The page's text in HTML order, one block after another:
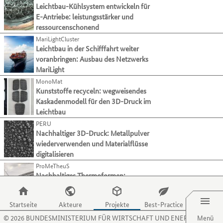
Verfahren
und
Aktivitäten
präsentieren.
gelangen.
Nutzen
Sie
die
Zugriffstaste
O,
um
zum
Menüpunkt
für
Organisationen
zu
gelangen.
Nutzen
Sie
die
Zugriffstaste
zum
Menüpunkt
für
der
Tabulatortaste
können
Sie
zur
jeweils
nächsten
Kategorie
bzw.
Kriterium
wechseln.
Modellierung & Simulation
Verwertungstechnologien
Alle auswählen
Downcycling(11)
Materialtrennung
Recycling(90)
Upcycling(9)
Sonstige(9)
Hauptkategorie
Fertigungsverfahren
Hauptkategorie
Material
Hauptkategorie
Branche
Mit
der
Tabulatortaste
können
zum
jeweils
nächsten
Projekt
springen.
Leichtbau-Kühlsystem entwickeln für
E-Antriebe: leistungsstärker und
ressourcenschonend
MariLightCluster
Leichtbau in der Schifffahrt weiter
voranbringen: Ausbau des Netzwerks
MariLight
MonoMat
Kunststoffe recyceln: wegweisendes
Kaskadenmodell für den 3D-Druck im
Leichtbau
PERU
Nachhaltiger 3D-Druck: Metallpulver
wiederverwenden und Materialflüsse
digitalisieren
ProMeTheuS
Nachhaltiges Thermoformen:
Recyclingfasern machen Leichtbau-
Teile effizienter und stabiler
Re-use
Thermoplastische Kohlenstofffaser-
Startseite
Akteure Projekte
Best-Practice
Menü
© 2026 BUNDESMINISTERIUM FÜR WIRTSCHAFT UND ENERGIE